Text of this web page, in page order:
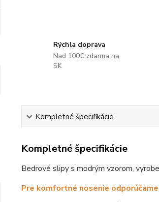
Rýchla doprava
Nad 100€ zdarma na
SK
Kompletné špecifikácie
Kompletné špecifikácie
Bedrové slipy s modrým vzorom,
Pre komfortné nosenie